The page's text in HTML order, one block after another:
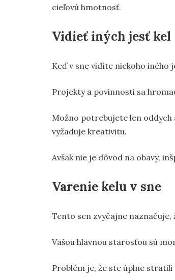
cieľovú hmotnosť.
Vidieť iných jesť kel
Keď v sne vidíte niekoho iného
Projekty a povinnosti sa
Možno potrebujete len oddych
vyžaduje kreativitu.
Avšak nie je dôvod na obavy,
Varenie kelu v sne
Tento sen zvyčajne
Vašou hlavnou starosťou sú
Problém je, že ste úplne